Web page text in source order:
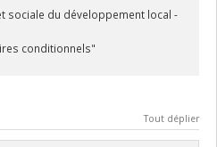
sociale du développement local -
conditionnels"
Tout déplier